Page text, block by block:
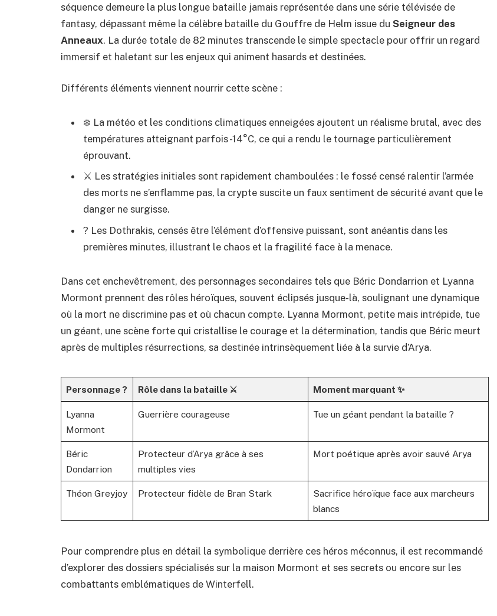
séquence demeure la plus longue bataille jamais représentée dans une série télévisée de
fantasy, dépassant même la célèbre bataille du Gouffre de Helm issue du Seigneur des
Anneaux. La durée totale de 82 minutes transcende le simple spectacle pour offrir un regard
immersif et haletant sur les enjeux qui animent hasards et destinées.
Différents éléments viennent nourrir cette scène :
❄️ La météo et les conditions climatiques enneigées ajoutent un réalisme brutal, avec des
températures atteignant parfois -14°C, ce qui a rendu le tournage particulièrement
éprouvant.
⚔️ Les stratégies initiales sont rapidement chamboulées : le fossé censé ralentir l’armée
des morts ne s’enflamme pas, la crypte suscite un faux sentiment de sécurité avant que le
danger ne surgisse.
? Les Dothrakis, censés être l’élément d’offensive puissant, sont anéantis dans les
premières minutes, illustrant le chaos et la fragilité face à la menace.
Dans cet enchevêtrement, des personnages secondaires tels que Béric Dondarrion et Lyanna
Mormont prennent des rôles héroïques, souvent éclipsés jusque-là, soulignant une dynamique
où la mort ne discrimine pas et où chacun compte. Lyanna Mormont, petite mais intrépide, tue
un géant, une scène forte qui cristallise le courage et la détermination, tandis que Béric meurt
après de multiples résurrections, sa destinée intrinsèquement liée à la survie d’Arya.
Personnage ?️ Rôle dans la bataille ⚔️ Moment marquant ✨
Lyanna
Mormont
Guerrière courageuse Tue un géant pendant la bataille ?
Béric
Dondarrion
Protecteur d’Arya grâce à ses
multiples vies
Mort poétique après avoir sauvé Arya
Théon Greyjoy Protecteur fidèle de Bran Stark
Sacrifice héroïque face aux marcheurs
blancs
Pour comprendre plus en détail la symbolique derrière ces héros méconnus, il est recommandé
d’explorer des dossiers spécialisés sur la maison Mormont et ses secrets ou encore sur les
combattants emblématiques de Winterfell.